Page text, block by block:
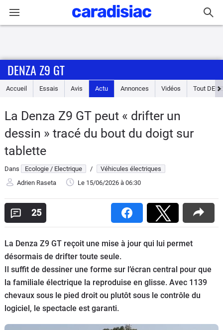
Accueil
Essais
Guide
d'achat
Electriques
Utilitaires
Auto
Services
Forum
Moto
DENZA Z9 GT
Accueil Essais Avis Actu Annonces Vidéos Tout
La Denza Z9 GT peut « drifter un
dessin » tracé du bout du doigt sur
tablette
Dans Ecologie / Electrique /
Véhicules électriques
Adrien Raseta
Le 15/06/2026 à 06:30
25
La Denza Z9 GT reçoit une mise à jour qui lui permet
désormais de drifter toute seule.
Il suffit de dessiner une forme sur l’écran central pour que
la familiale électrique la reproduise en glisse. Avec 1139
chevaux sous le pied droit ou plutôt sous le contrôle du
logiciel, le spectacle est garanti.